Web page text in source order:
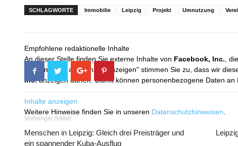
SCHLAGWORTE Immobilie Leipzig Projekt Umnutzung
Empfohlene redaktionelle Inhalte
An dieser Stelle finden Sie externe Inhalte von Facebook, Inc. ,
Mit dem Klick auf "Inhalte anzeigen" stimmen Sie zu, dass wir
Inc.anzeigen dürfen. Damit können personenbezogene Daten an
Inhalte anzeigen
Weitere Hinweise finden Sie in unseren Datenschutzhinweisen
Vorheriger Artikel
Menschen in Leipzig: Gleich drei Preisträger und
ein spannender Kuba-Ausflug